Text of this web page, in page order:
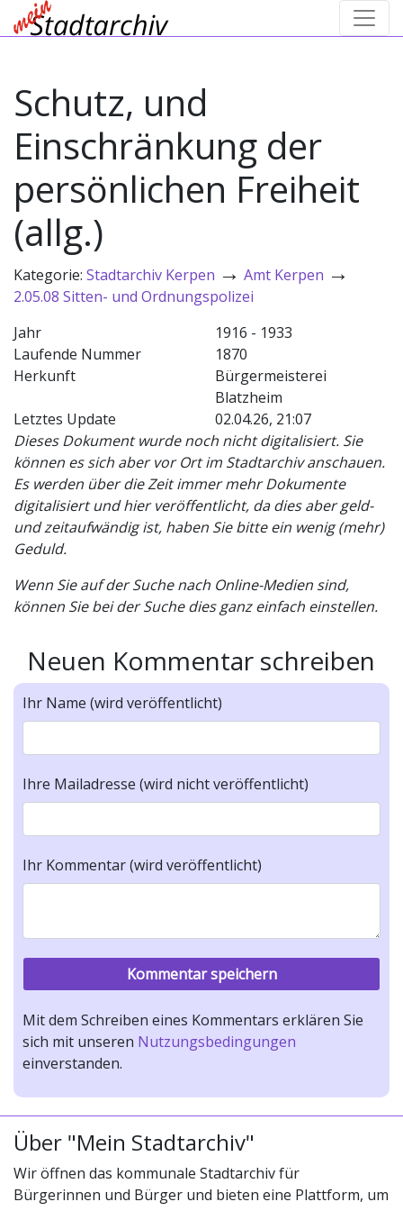
Schutz, und
Einschränkung der
persönlichen Freiheit
(allg.)
Kategorie: Stadtarchiv Kerpen → Amt Kerpen →
2.05.08 Sitten- und Ordnungspolizei
Jahr
1916 - 1933
Laufende Nummer
1870
Herkunft
Bürgermeisterei
Blatzheim
Letztes Update
02.04.26, 21:07
Dieses Dokument wurde noch nicht digitalisiert. Sie
können es sich aber vor Ort im Stadtarchiv anschauen.
Es werden über die Zeit immer mehr Dokumente
digitalisiert und hier veröffentlicht, da dies aber geld-
und zeitaufwändig ist, haben Sie bitte ein wenig (mehr)
Geduld.
Wenn Sie auf der Suche nach Online-Medien sind,
können Sie bei der Suche dies ganz einfach einstellen.
Neuen Kommentar schreiben
Ihr Name (wird veröffentlicht)
Ihre Mailadresse (wird nicht veröffentlicht)
Ihr Kommentar (wird veröffentlicht)
Mit dem Schreiben eines Kommentars erklären Sie
sich mit unseren Nutzungsbedingungen
einverstanden.
Über "Mein Stadtarchiv"
Wir öffnen das kommunale Stadtarchiv für
Bürgerinnen und Bürger und bieten eine Plattform, um